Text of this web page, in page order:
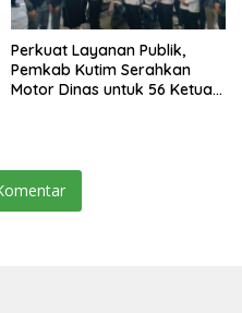
Perkuat Layanan Publik,
Pemkab Kutim Serahkan
Motor Dinas untuk 56 Ketua